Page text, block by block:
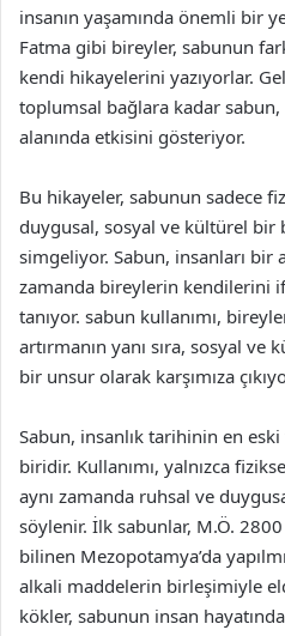
insanın yaşamında önemli bir
Fatma gibi bireyler, sabunun
kendi hikayelerini yazıyorlar.
toplumsal bağlara kadar sabun,
alanında etkisini gösteriyor.
Bu hikayeler, sabunun sadece
duygusal, sosyal ve kültürel bir
simgeliyor. Sabun, insanları bir
zamanda bireylerin kendilerini
tanıyor. sabun kullanımı,
artırmanın yanı sıra, sosyal
bir unsur olarak karşımıza
Sabun, insanlık tarihinin en
biridir. Kullanımı, yalnızca
aynı zamanda ruhsal ve
söylenir. İlk sabunlar, M.Ö. 2800
bilinen Mezopotamya’da
alkali maddelerin birleşimiyle
kökler, sabunun insan